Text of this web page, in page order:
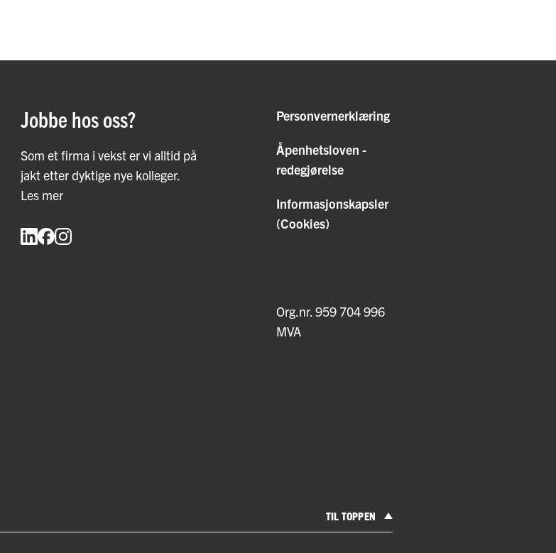
Jobbe hos oss?
Som et firma i vekst er vi alltid på
jakt etter dyktige nye kolleger.
Les mer
Personvernerklæring
Åpenhetsloven -
redegjørelse
Informasjonskapsler
(Cookies)
Org.nr. 959 704 996
MVA
TIL TOPPEN